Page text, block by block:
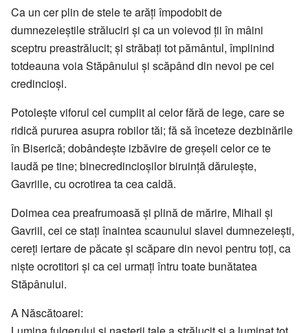
Ca un cer plin de stele te arăţi împodobit de
dumnezeieştile străluciri şi ca un voievod ţii în mâini
sceptru preastrălucit; şi străbaţi tot pământul, împlinind
totdeauna voia Stăpânului şi scăpând din nevoi pe cei
credincioşi.
Potoleşte viforul cel cumplit al celor fără de lege, care se
ridică pururea asupra robilor tăi; fă să înceteze dezbinările
în Biserică; dobândeşte izbăvire de greşeli celor ce te
laudă pe tine; binecredincioşilor biruinţă dăruieşte,
Gavriile, cu ocrotirea ta cea caldă.
Doimea cea preafrumoasă şi plină de mărire, Mihail şi
Gavriil, cei ce staţi înaintea scaunului slavei dumnezeieşti,
cereţi iertare de păcate şi scăpare din nevoi pentru toţi, ca
nişte ocrotitori şi ca cei urmaţi întru toate bunătatea
Stăpânului.
A Născătoarei: